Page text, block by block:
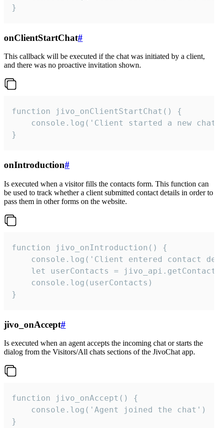
}
onClientStartChat#
This callback will be executed if the chat was initiated by a client,
and there was no proactive invitation shown.
function jivo_onClientStartChat() {
console.log('Client started a new
}
onIntroduction#
Is executed when a visitor fills the contacts form. This function can
be used to track whether a client submitted contact details in order to
pass them in other forms on the website.
function jivo_onIntroduction() {
console.log('Client entered contact
let userContacts =
    console.log(userContacts)
}
jivo_onAccept#
Is executed when an agent accepts the incoming chat or starts the
dialog from the Visitors/All chats sections of the JivoChat app.
function jivo_onAccept() {
}